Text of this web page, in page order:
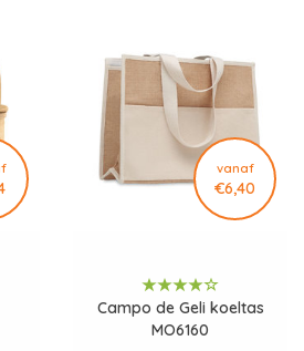
vanaf
€6,40
Campo de Geli koeltas
MO6160